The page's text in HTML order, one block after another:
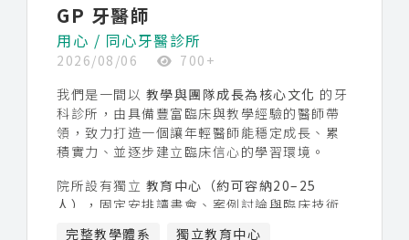
GP 牙醫師
用心 / 同心牙醫診所
2026/08/06
700+
我們是一間以 教學與團隊成長為核心文化 的牙
科診所，由具備豐富臨床與教學經驗的醫師帶
領，致力打造一個讓年輕醫師能穩定成長、累
積實力、並逐步建立臨床信心的學習環境。
院所設有獨立 教育中心（約可容納20–25
人）
，固定安排讀書會、案例討論與臨床技術
完整教學體系 獨立教育中心